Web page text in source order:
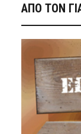
ΑΠΟ ΤΟΝ